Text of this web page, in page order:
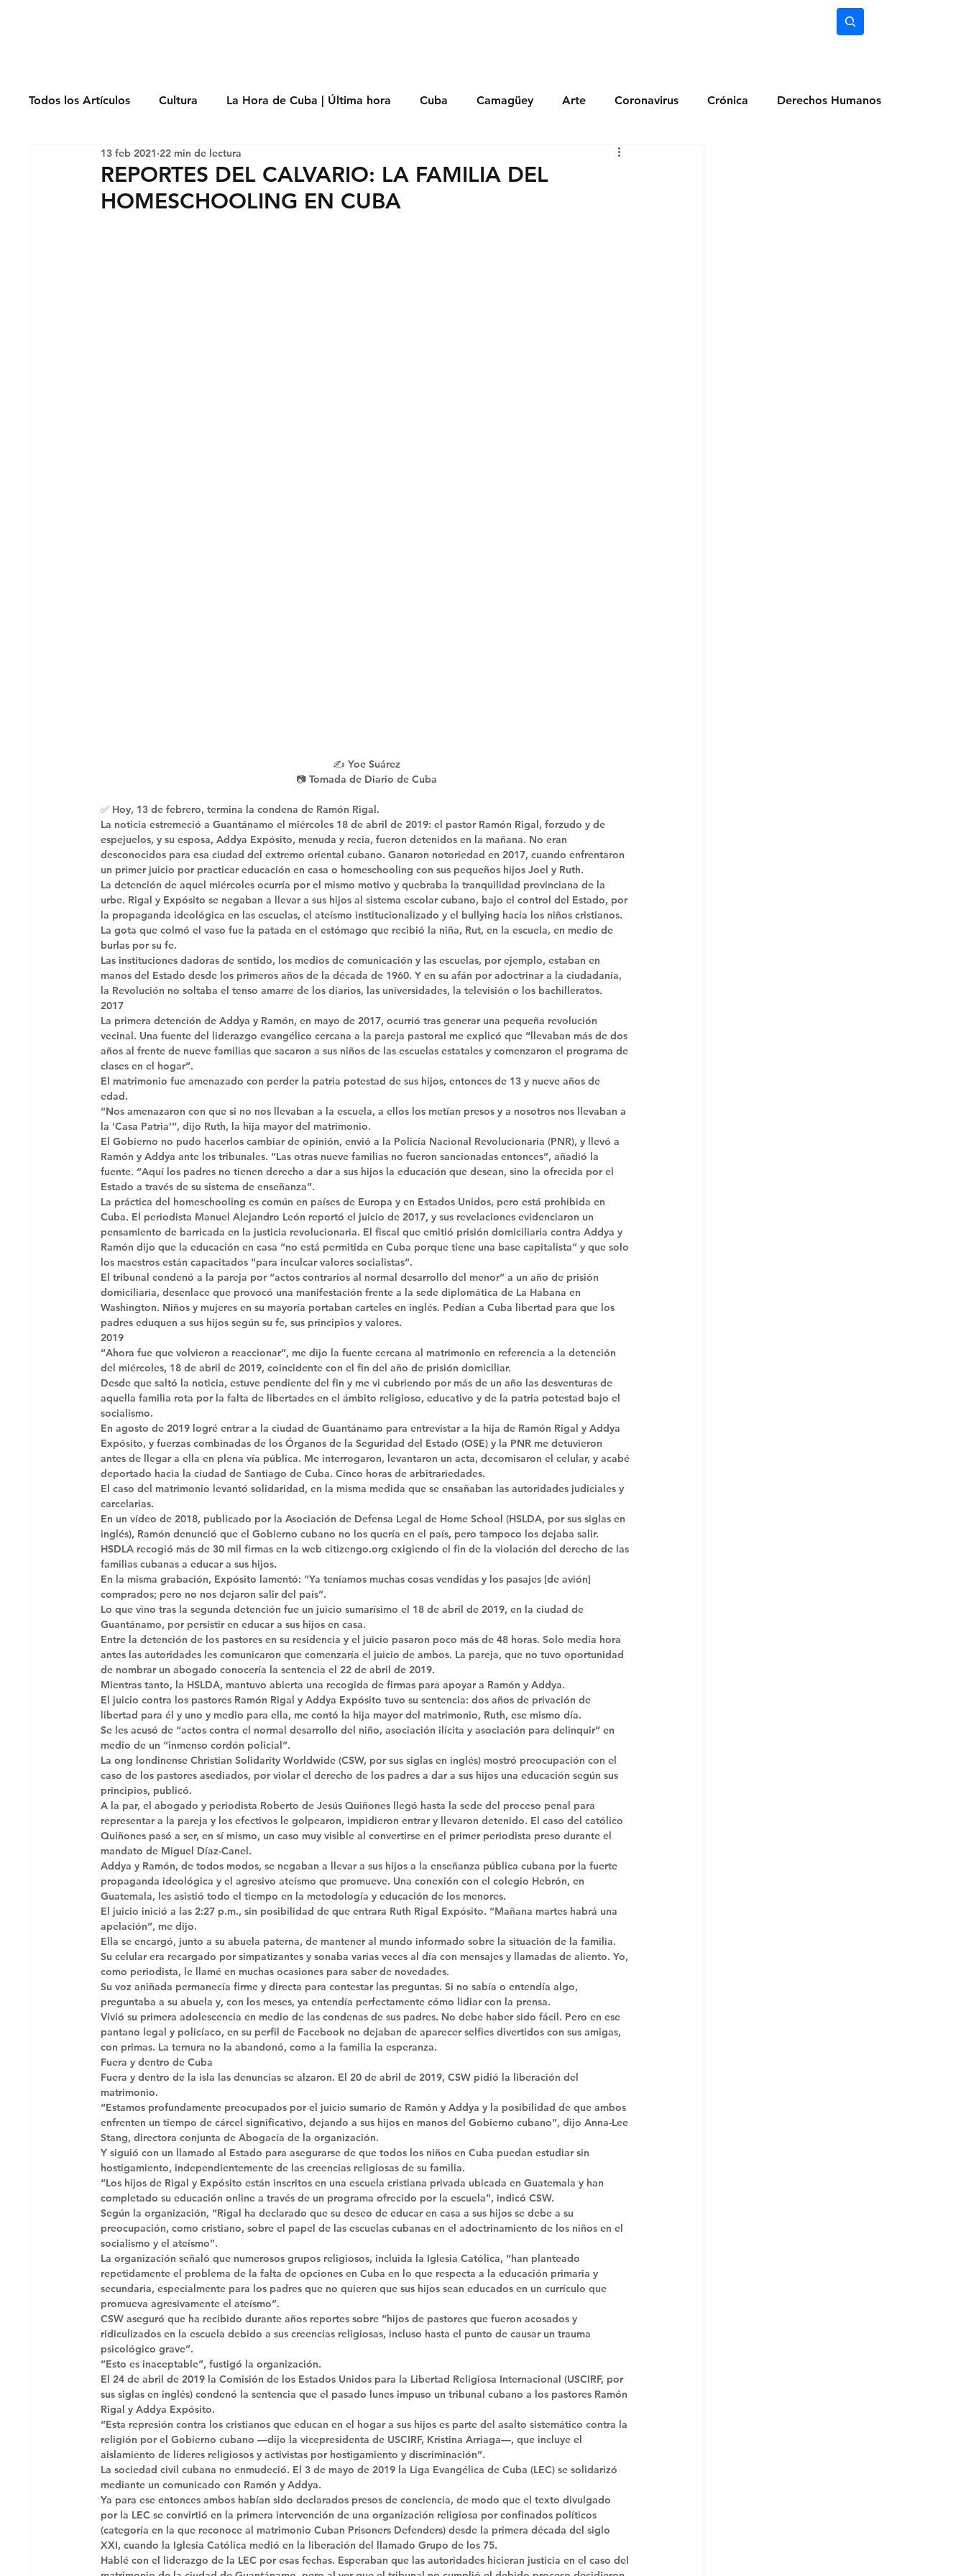
Todos los Artículos Cultura La Hora de Cuba | Última hora Cuba Camagüey Arte Coronavirus Crónica Derechos Humanos
Economía Feminicidio Entrevistas
REPORTES DEL CALVARIO: LA FAMILIA DEL
HOMESCHOOLING EN CUBA
13 feb 2021 22 min de lectura
✍️ Yoe Suárez
📷 Tomada de Diario de Cuba
✅ Hoy, 13 de febrero, termina la condena de Ramón Rigal.
La noticia estremeció a Guantánamo el miércoles 18 de abril de 2019: el pastor Ramón Rigal, forzudo y de
espejuelos, y su esposa, Addya Expósito, menuda y recia, fueron detenidos en la mañana. No eran
desconocidos para esa ciudad del extremo oriental cubano. Ganaron notoriedad en 2017, cuando enfrentaron
un primer juicio por practicar educación en casa o homeschooling con sus pequeños hijos Joel y Ruth.
La detención de aquel miércoles ocurría por el mismo motivo y quebraba la tranquilidad provinciana de la
urbe. Rigal y Expósito se negaban a llevar a sus hijos al sistema escolar cubano, bajo el control del Estado, por
la propaganda ideológica en las escuelas, el ateísmo institucionalizado y el bullying hacia los niños cristianos.
La gota que colmó el vaso fue la patada en el estómago que recibió la niña, Rut, en la escuela, en medio de
burlas por su fe.
Las instituciones dadoras de sentido, los medios de comunicación y las escuelas, por ejemplo, estaban en
manos del Estado desde los primeros años de la década de 1960. Y en su afán por adoctrinar a la ciudadanía,
la Revolución no soltaba el tenso amarre de los diarios, las universidades, la televisión o los bachilleratos.
2017
La primera detención de Addya y Ramón, en mayo de 2017, ocurrió tras generar una pequeña revolución
vecinal. Una fuente del liderazgo evangélico cercana a la pareja pastoral me explicó que “llevaban más de dos
años al frente de nueve familias que sacaron a sus niños de las escuelas estatales y comenzaron el programa de
clases en el hogar”.
El matrimonio fue amenazado con perder la patria potestad de sus hijos, entonces de 13 y nueve años de
edad.
“Nos amenazaron con que si no nos llevaban a la escuela, a ellos los metían presos y a nosotros nos llevaban a
la ‘Casa Patria’”, dijo Ruth, la hija mayor del matrimonio.
El Gobierno no pudo hacerlos cambiar de opinión, envió a la Policía Nacional Revolucionaria (PNR), y llevó a
Ramón y Addya ante los tribunales. “Las otras nueve familias no fueron sancionadas entonces”, añadió la
fuente. “Aquí los padres no tienen derecho a dar a sus hijos la educación que desean, sino la ofrecida por el
Estado a través de su sistema de enseñanza”.
La práctica del homeschooling es común en países de Europa y en Estados Unidos, pero está prohibida en
Cuba. El periodista Manuel Alejandro León reportó el juicio de 2017, y sus revelaciones evidenciaron un
pensamiento de barricada en la justicia revolucionaria. El fiscal que emitió prisión domiciliaria contra Addya y
Ramón dijo que la educación en casa “no está permitida en Cuba porque tiene una base capitalista” y que solo
los maestros están capacitados “para inculcar valores socialistas”.
El tribunal condenó a la pareja por “actos contrarios al normal desarrollo del menor” a un año de prisión
domiciliaria, desenlace que provocó una manifestación frente a la sede diplomática de La Habana en
Washington. Niños y mujeres en su mayoría portaban carteles en inglés. Pedían a Cuba libertad para que los
padres eduquen a sus hijos según su fe, sus principios y valores.
2019
“Ahora fue que volvieron a reaccionar”, me dijo la fuente cercana al matrimonio en referencia a la detención
del miércoles, 18 de abril de 2019, coincidente con el fin del año de prisión domiciliar.
Desde que saltó la noticia, estuve pendiente del fin y me vi cubriendo por más de un año las desventuras de
aquella familia rota por la falta de libertades en el ámbito religioso, educativo y de la patria potestad bajo el
socialismo.
En agosto de 2019 logré entrar a la ciudad de Guantánamo para entrevistar a la hija de Ramón Rigal y Addya
Expósito, y fuerzas combinadas de los Órganos de la Seguridad del Estado (OSE) y la PNR me detuvieron
antes de llegar a ella en plena vía pública. Me interrogaron, levantaron un acta, decomisaron el celular, y acabé
deportado hacia la ciudad de Santiago de Cuba. Cinco horas de arbitrariedades.
El caso del matrimonio levantó solidaridad, en la misma medida que se ensañaban las autoridades judiciales y
carcelarias.
En un vídeo de 2018, publicado por la Asociación de Defensa Legal de Home School (HSLDA, por sus siglas en
inglés), Ramón denunció que el Gobierno cubano no los quería en el país, pero tampoco los dejaba salir.
HSDLA recogió más de 30 mil firmas en la web citizengo.org exigiendo el fin de la violación del derecho de las
familias cubanas a educar a sus hijos.
En la misma grabación, Expósito lamentó: “Ya teníamos muchas cosas vendidas y los pasajes [de avión]
comprados; pero no nos dejaron salir del país”.
Lo que vino tras la segunda detención fue un juicio sumarísimo el 18 de abril de 2019, en la ciudad de
Guantánamo, por persistir en educar a sus hijos en casa.
Entre la detención de los pastores en su residencia y el juicio pasaron poco más de 48 horas. Solo media hora
antes las autoridades les comunicaron que comenzaría el juicio de ambos. La pareja, que no tuvo oportunidad
de nombrar un abogado conocería la sentencia el 22 de abril de 2019.
Mientras tanto, la HSLDA, mantuvo abierta una recogida de firmas para apoyar a Ramón y Addya.
El juicio contra los pastores Ramón Rigal y Addya Expósito tuvo su sentencia: dos años de privación de
libertad para él y uno y medio para ella, me contó la hija mayor del matrimonio, Ruth, ese mismo día.
Se les acusó de “actos contra el normal desarrollo del niño, asociación ilícita y asociación para delinquir” en
medio de un “inmenso cordón policial”.
La ong londinense Christian Solidarity Worldwide (CSW, por sus siglas en inglés) mostró preocupación con el
caso de los pastores asediados, por violar el derecho de los padres a dar a sus hijos una educación según sus
principios, publicó.
A la par, el abogado y periodista Roberto de Jesús Quiñones llegó hasta la sede del proceso penal para
representar a la pareja y los efectivos le golpearon, impidieron entrar y llevaron detenido. El caso del católico
Quiñones pasó a ser, en sí mismo, un caso muy visible al convertirse en el primer periodista preso durante el
mandato de Miguel Díaz-Canel.
Addya y Ramón, de todos modos, se negaban a llevar a sus hijos a la enseñanza pública cubana por la fuerte
propaganda ideológica y el agresivo ateísmo que promueve. Una conexión con el colegio Hebrón, en
Guatemala, les asistió todo el tiempo en la metodología y educación de los menores.
El juicio inició a las 2:27 p.m., sin posibilidad de que entrara Ruth Rigal Expósito. “Mañana martes habrá una
apelación”, me dijo.
Ella se encargó, junto a su abuela paterna, de mantener al mundo informado sobre la situación de la familia.
Su celular era recargado por simpatizantes y sonaba varias veces al día con mensajes y llamadas de aliento. Yo,
como periodista, le llamé en muchas ocasiones para saber de novedades.
Su voz aniñada permanecía firme y directa para contestar las preguntas. Si no sabía o entendía algo,
preguntaba a su abuela y, con los meses, ya entendía perfectamente cómo lidiar con la prensa.
Vivió su primera adolescencia en medio de las condenas de sus padres. No debe haber sido fácil. Pero en ese
pantano legal y policíaco, en su perfil de Facebook no dejaban de aparecer selfies divertidos con sus amigas,
con primas. La ternura no la abandonó, como a la familia la esperanza.
Fuera y dentro de Cuba
Fuera y dentro de la isla las denuncias se alzaron. El 20 de abril de 2019, CSW pidió la liberación del
matrimonio.
“Estamos profundamente preocupados por el juicio sumario de Ramón y Addya y la posibilidad de que ambos
enfrenten un tiempo de cárcel significativo, dejando a sus hijos en manos del Gobierno cubano”, dijo Anna-Lee
Stang, directora conjunta de Abogacía de la organización.
Y siguió con un llamado al Estado para asegurarse de que todos los niños en Cuba puedan estudiar sin
hostigamiento, independientemente de las creencias religiosas de su familia.
“Los hijos de Rigal y Expósito están inscritos en una escuela cristiana privada ubicada en Guatemala y han
completado su educación online a través de un programa ofrecido por la escuela”, indicó CSW.
Según la organización, “Rigal ha declarado que su deseo de educar en casa a sus hijos se debe a su
preocupación, como cristiano, sobre el papel de las escuelas cubanas en el adoctrinamiento de los niños en el
socialismo y el ateísmo”.
La organización señaló que numerosos grupos religiosos, incluida la Iglesia Católica, “han planteado
repetidamente el problema de la falta de opciones en Cuba en lo que respecta a la educación primaria y
secundaria, especialmente para los padres que no quieren que sus hijos sean educados en un currículo que
promueva agresivamente el ateísmo”.
CSW aseguró que ha recibido durante años reportes sobre “hijos de pastores que fueron acosados y
ridiculizados en la escuela debido a sus creencias religiosas, incluso hasta el punto de causar un trauma
psicológico grave”.
“Esto es inaceptable”, fustigó la organización.
El 24 de abril de 2019 la Comisión de los Estados Unidos para la Libertad Religiosa Internacional (USCIRF, por
sus siglas en inglés) condenó la sentencia que el pasado lunes impuso un tribunal cubano a los pastores Ramón
Rigal y Addya Expósito.
“Esta represión contra los cristianos que educan en el hogar a sus hijos es parte del asalto sistemático contra la
religión por el Gobierno cubano —dijo la vicepresidenta de USCIRF, Kristina Arriaga—, que incluye el
aislamiento de líderes religiosos y activistas por hostigamiento y discriminación”.
La sociedad civil cubana no enmudeció. El 3 de mayo de 2019 la Liga Evangélica de Cuba (LEC) se solidarizó
mediante un comunicado con Ramón y Addya.
Ya para ese entonces ambos habían sido declarados presos de conciencia, de modo que el texto divulgado
por la LEC se convirtió en la primera intervención de una organización religiosa por confinados políticos
(categoría en la que reconoce al matrimonio Cuban Prisoners Defenders) desde la primera década del siglo
XXI, cuando la Iglesia Católica medió en la liberación del llamado Grupo de los 75.
Hablé con el liderazgo de la LEC por esas fechas. Esperaban que las autoridades hicieran justicia en el caso del